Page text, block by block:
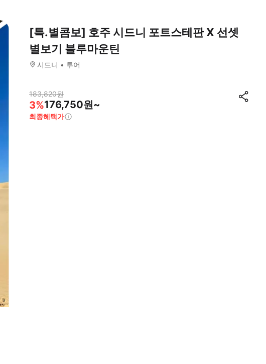
[특.별콤보] 호주 시드니 포트스테판 X 선셋
별보기 블루마운틴
시드니 투어
183,820원
3%176,750원~
최종혜택가